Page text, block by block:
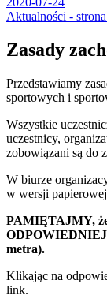
Aktualności - strona
Zasady
Przedstawiamy
sportowych i
Wszystkie
uczestnicy,
zobowiązani są do
W biurze
w wersji
PAMIĘTAJMY,
ODPOWIEDNIEJ
metra).
Klikając na
link.